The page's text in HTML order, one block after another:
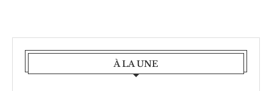
À LA UNE